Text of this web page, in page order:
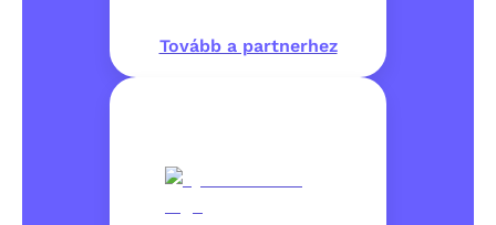
Tovább a partnerhez